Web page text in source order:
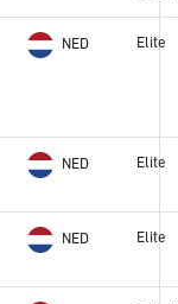
NED Elite
NED Elite
NED Elite